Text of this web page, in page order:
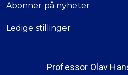
Abonner på nyheter
Ledige stillinger
Professor Olav